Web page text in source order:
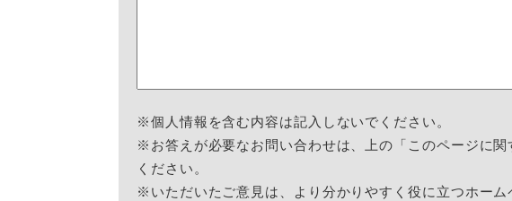
※個人情報を含む内容は記入しないでください。
※お答えが必要なお問い合わせは、上の「このページに
ください。
※いただいたご意見は、より分かりやすく役に立つホー